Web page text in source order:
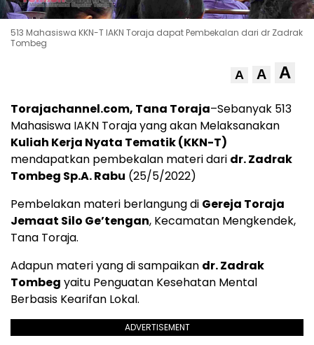
513 Mahasiswa KKN-T IAKN Toraja dapat Pembekalan dari dr Zadrak
Tombeg
A A A
Torajachannel.com, Tana Toraja–Sebanyak 513
Mahasiswa IAKN Toraja yang akan Melaksanakan
Kuliah Kerja Nyata Tematik (KKN-T)
mendapatkan pembekalan materi dari dr. Zadrak
Tombeg Sp.A.Rabu (25/5/2022)
Pembelakan materi berlangung di Gereja Toraja
Jemaat Silo Ge’tengan, Kecamatan Mengkendek,
Tana Toraja.
Adapun materi yang di sampaikan dr. Zadrak
Tombeg yaitu Penguatan Kesehatan Mental
Berbasis Kearifan Lokal.
ADVERTISEMENT